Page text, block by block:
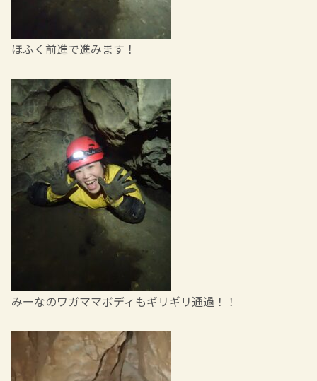
ほふく前進で進みます！
みーなのワガママボディもギリギリ通過！！